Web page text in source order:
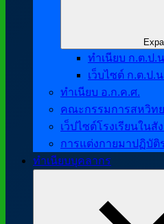
ทำเนียบ ก.ต.ป.
เว็บไซต์ ก.ต.ป.
ทำเนียบ อ.ก.ค.ศ.
คณะกรรมการสหวิทย
เว็ปไซต์โรงเรียนในสั
การแต่งกายมาปฏิบัติ
ทำเนียบบุคลากร